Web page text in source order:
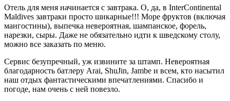
Отель для меня начинается с завтрака. О, да, в InterContinental
Maldives завтраки просто шикарные!!! Море фруктов (включая
мангостины), выпечка невероятная, шампанское, форель,
нарезки, сыры. Даже не обязательно идти к шведскому столу,
можно все заказать по меню.
Сервис безупречный, уж извините за штамп. Невероятная
благодарность батлеру Arai, ShuJin, Jambe и всем, кто насытил
наш отдых фантастическими впечатлениями. Спасибо и
погоде, нам очень с ней повезло.